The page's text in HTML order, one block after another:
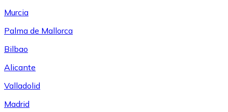
Murcia
Palma de Mallorca
Bilbao
Alicante
Valladolid
Madrid